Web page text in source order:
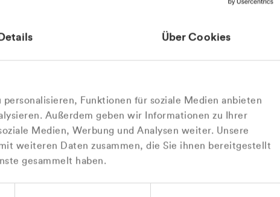
Details Über Cookies
Funktionen für soziale Medien anbieten
Außerdem geben wir Informationen zu Ihrer
Medien, Werbung und Analysen weiter. Unsere
weiteren Daten zusammen, die Sie ihnen bereitgestellt
gesammelt haben.
uns für eventuelle
Sie uns persönlich
für Sie da